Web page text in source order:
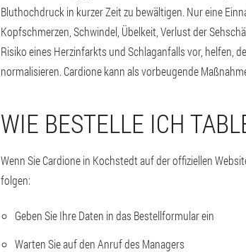
Bluthochdruck in kurzer Zeit zu bewältigen. Nur eine
Kopfschmerzen, Schwindel, Übelkeit, Verlust der
Risiko eines Herzinfarkts und Schlaganfalls vor, helfen,
normalisieren. Cardione kann als vorbeugende
WIE BESTELLE ICH
Wenn Sie Cardione in Kochstedt auf der offiziellen
folgen:
Geben Sie Ihre Daten in das Bestellformular ein
Warten Sie auf den Anruf des Managers